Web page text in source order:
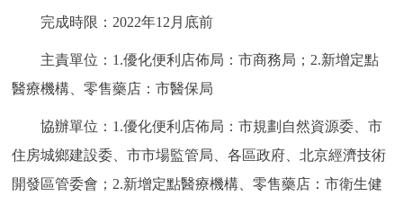
完成時限：2022年12月底前
主責單位：1.優化便利店佈局：市商務局；2.新增定點
醫療機構、零售藥店：市醫保局
協辦單位：1.優化便利店佈局：市規劃自然資源委、市
住房城鄉建設委、市市場監管局、各區政府、北京經濟技術
開發區管委會；2.新增定點醫療機構、零售藥店：市衛生健